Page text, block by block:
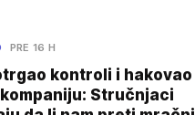
PRE 16 H
kontroli i hakovao
Stručnjaci